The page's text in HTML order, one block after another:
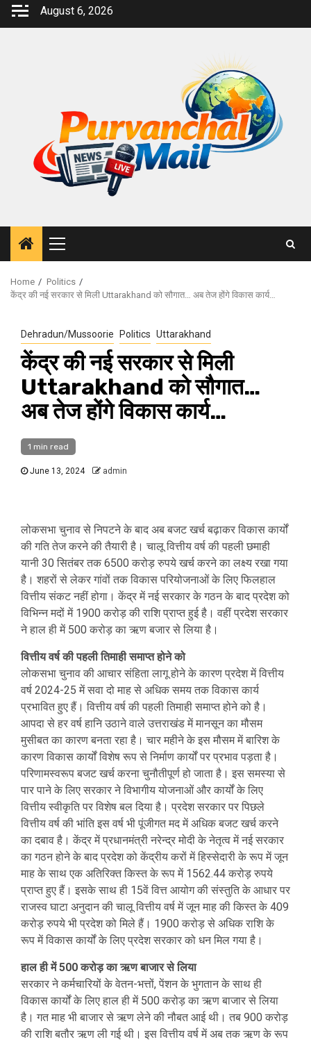
Skip
August 6, 2026
Primary
Menu
Home
Politics
केंद्र की नई सरकार से मिली Uttarakhand को सौगात… अब तेज होंगे विकास कार्य…
Dehradun/Mussoorie Politics Uttarakhand
केंद्र की नई सरकार से मिली
Uttarakhand को सौगात…
अब तेज होंगे विकास कार्य…
1 min read
June 13, 2024 admin
लोकसभा चुनाव से निपटने के बाद अब बजट खर्च बढ़ाकर विकास कार्यों
की गति तेज करने की तैयारी है। चालू वित्तीय वर्ष की पहली छमाही
यानी 30 सितंबर तक 6500 करोड़ रुपये खर्च करने का लक्ष्य रखा गया
है। शहरों से लेकर गांवों तक विकास परियोजनाओं के लिए फिलहाल
वित्तीय संकट नहीं होगा। केंद्र में नई सरकार के गठन के बाद प्रदेश को
विभिन्न मदों में 1900 करोड़ की राशि प्राप्त हुई है। वहीं प्रदेश सरकार
ने हाल ही में 500 करोड़ का ऋण बजार से लिया है।
वित्तीय वर्ष की पहली तिमाही समाप्त होने को
लोकसभा चुनाव की आचार संहिता लागू होने के कारण प्रदेश में वित्तीय
वर्ष 2024-25 में सवा दो माह से अधिक समय तक विकास कार्य
प्रभावित हुए हैं। वित्तीय वर्ष की पहली तिमाही समाप्त होने को है।
आपदा से हर वर्ष हानि उठाने वाले उत्तराखंड में मानसून का मौसम
मुसीबत का कारण बनता रहा है। चार महीने के इस मौसम में बारिश के
कारण विकास कार्यों विशेष रूप से निर्माण कार्यों पर प्रभाव पड़ता है।
परिणामस्वरूप बजट खर्च करना चुनौतीपूर्ण हो जाता है। इस समस्या से
पार पाने के लिए सरकार ने विभागीय योजनाओं और कार्यों के लिए
वित्तीय स्वीकृति पर विशेष बल दिया है। प्रदेश सरकार पर पिछले
वित्तीय वर्ष की भांति इस वर्ष भी पूंजीगत मद में अधिक बजट खर्च करने
का दबाव है। केंद्र में प्रधानमंत्री नरेन्द्र मोदी के नेतृत्व में नई सरकार
का गठन होने के बाद प्रदेश को केंद्रीय करों में हिस्सेदारी के रूप में जून
माह के साथ एक अतिरिक्त किस्त के रूप में 1562.44 करोड़ रुपये
प्राप्त हुए हैं। इसके साथ ही 15वें वित्त आयोग की संस्तुति के आधार पर
राजस्व घाटा अनुदान की चालू वित्तीय वर्ष में जून माह की किस्त के 409
करोड़ रुपये भी प्रदेश को मिले हैं। 1900 करोड़ से अधिक राशि के
रूप में विकास कार्यों के लिए प्रदेश सरकार को धन मिल गया है।
हाल ही में 500 करोड़ का ऋण बाजार से लिया
सरकार ने कर्मचारियों के वेतन-भत्तों, पेंशन के भुगतान के साथ ही
विकास कार्यों के लिए हाल ही में 500 करोड़ का ऋण बाजार से लिया
है। गत माह भी बाजार से ऋण लेने की नौबत आई थी। तब 900 करोड़
की राशि बतौर ऋण ली गई थी। इस वित्तीय वर्ष में अब तक ऋण के रूप